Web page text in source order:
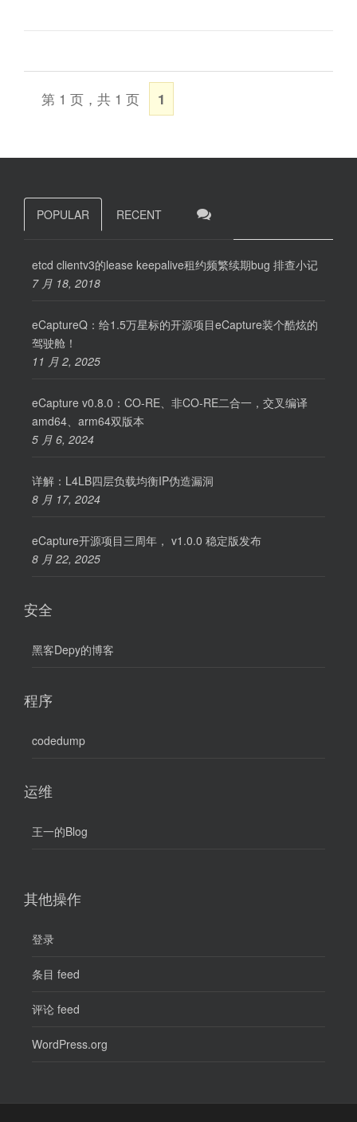
第 1 页，共 1 页 1
POPULAR RECENT
etcd clientv3的lease keepalive租约频繁续期bug 排查小记
7 月 18, 2018
eCaptureQ：给1.5万星标的开源项目eCapture装个酷炫的
驾驶舱！
11 月 2, 2025
eCapture v0.8.0：CO-RE、非CO-RE二合一，交叉编译
amd64、arm64双版本
5 月 6, 2024
详解：L4LB四层负载均衡IP伪造漏洞
8 月 17, 2024
eCapture开源项目三周年， v1.0.0 稳定版发布
8 月 22, 2025
安全
黑客Depy的博客
程序
codedump
运维
王一的Blog
其他操作
登录
条目 feed
评论 feed
WordPress.org